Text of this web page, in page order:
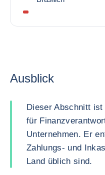
Ausblick
Dieser Abschnitt
für
Unternehmen. Er
Zahlungs- und
Land üblich sind.